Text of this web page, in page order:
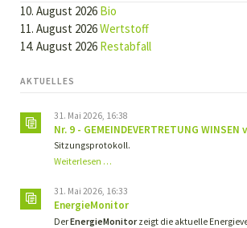
10. August 2026 Bio
11. August 2026Wertstoff
14. August 2026 Restabfall
AKTUELLES
31. Mai 2026, 16:38
Nr. 9 - GEMEINDEVERTRETUNG WINSEN
Sitzungsprotokoll.
Weiterlesen …Nr.
-
GEMEINDEVERTRETUNG
31. Mai 2026, 16:33
EnergieMonitor
DerEnergieMonitorzeigt die aktuelle